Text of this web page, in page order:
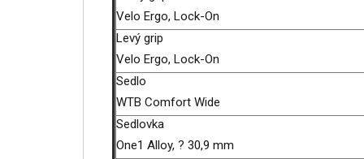
Velo Ergo, Lock-On
Levý grip
Velo Ergo, Lock-On
Sedlo
WTB Comfort Wide
Sedlovka
One1 Alloy, ? 30,9 mm